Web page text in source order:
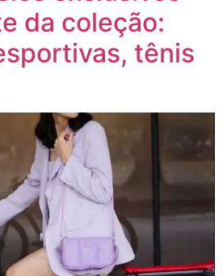
da coleção:
tênis